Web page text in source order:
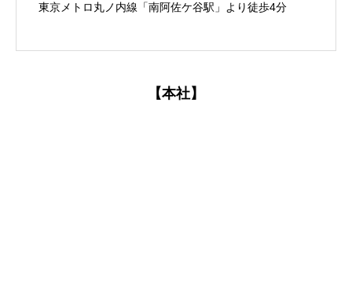
東京メトロ丸ノ内線「南阿佐ケ谷駅」より徒歩4分
【本社】